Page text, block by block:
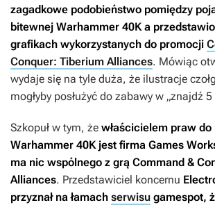
zagadkowe podobieństwo pomiędzy
bitewnej Warhammer 40Ka
grafikach wykorzystanych do promocji
Conquer: Tiberium Alliances. Mówiąc
wydaje się na tyle duża, że ilustracje
mogłyby posłużyć do zabawy w „znajdź
Szkopuł w tym, że właścicielem praw
Warhammer 40K jest firma Games
ma nic wspólnego z grą Command &
Alliances. Przedstawiciel koncernu
przyznał na łamach serwisu gamespot,